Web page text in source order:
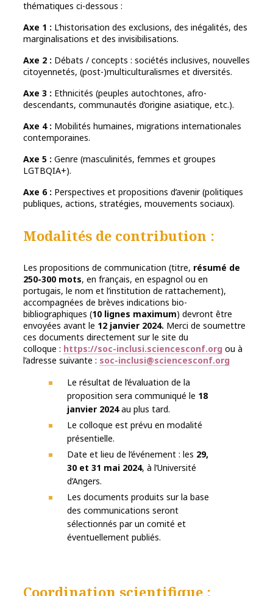
thématiques ci-dessous :
Axe 1 : L’historisation des exclusions, des inégalités, des
marginalisations et des invisibilisations.
Axe 2 : Débats / concepts : sociétés inclusives, nouvelles
citoyennetés, (post-)multiculturalismes et diversités.
Axe 3 : Ethnicités (peuples autochtones, afro-
descendants, communautés d’origine asiatique, etc.).
Axe 4 : Mobilités humaines, migrations internationales
contemporaines.
Axe 5 : Genre (masculinités, femmes et groupes
LGTBQIA+).
Axe 6 : Perspectives et propositions d’avenir (politiques
publiques, actions, stratégies, mouvements sociaux).
Modalités de contribution :
Les propositions de communication (titre, résumé de
250-300 mots, en français, en espagnol ou en
portugais, le nom et l’institution de rattachement),
accompagnées de brèves indications bio-
bibliographiques (10 lignes maximum) devront être
envoyées avant le 12 janvier 2024. Merci de soumettre
ces documents directement sur le site du
colloque : https://soc-inclusi.sciencesconf.org ou à
l’adresse suivante : soc-inclusi@sciencesconf.org
Le résultat de l’évaluation de la
proposition sera communiqué le 18
janvier 2024au plus tard.
Le colloque est prévu en modalité
présentielle.
Date et lieu de l’événement : les 29,
30 et 31 mai 2024, à l’Université
d’Angers.
Les documents produits sur la base
des communications seront
sélectionnés par un comité et
éventuellement publiés.
Coordination scientifique :